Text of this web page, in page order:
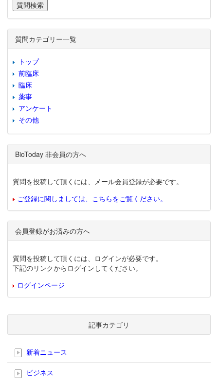
質問カテゴリー一覧
トップ
前臨床
臨床
薬事
アンケート
その他
BioToday 非会員の方へ
質問を投稿して頂くには、メール会員登録が必要です。
ご登録に関しましては、こちらをご覧ください。
会員登録がお済みの方へ
質問を投稿して頂くには、ログインが必要です。
下記のリンクからログインしてください。
ログインページ
記事カテゴリ
新着ニュース
ビジネス